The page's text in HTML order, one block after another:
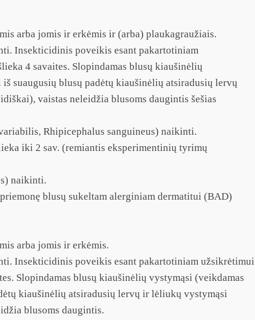
arba jomis ir erkėmis ir (arba) plaukagraužiais.
Insekticidinis poveikis esant pakartotiniam
4 savaites. Slopindamas blusų kiaušinėlių
suaugusių blusų padėtų kiaušinėlių atsiradusių lervų
vaistas neleidžia blusoms daugintis šešias
Rhipicephalus sanguineus) naikinti.
iki 2 sav. (remiantis eksperimentinių tyrimų
naikinti.
blusų sukeltam alerginiam dermatitui (BAD)
arba jomis ir erkėmis.
Insekticidinis poveikis esant pakartotiniam užsikrėtimui
Slopindamas blusų kiaušinėlių vystymąsi (veikdamas
kiaušinėlių atsiradusių lervų ir lėliukų vystymąsi
blusoms daugintis.